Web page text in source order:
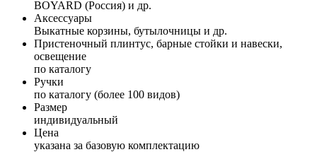
BOYARD (Россия) и др.
Аксессуары
Выкатные корзины, бутылочницы и др.
Пристеночный плинтус, барные стойки и навески,
освещение
по каталогу
Ручки
по каталогу (более 100 видов)
Размер
индивидуальный
Цена
указана за базовую комплектацию